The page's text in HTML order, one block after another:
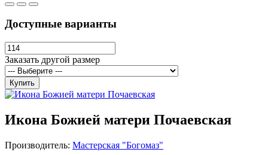
Доступные варианты
Заказать другой размер
Купить
Икона Божией матери Почаевская
Производитель: Мастерская "Богомаз"